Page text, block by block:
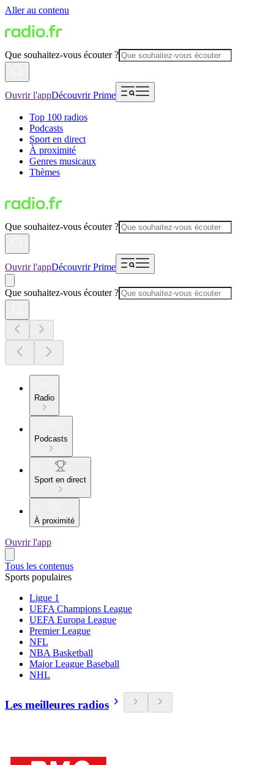
Aller au contenu
Que souhaitez-vous écouter ?
Ouvrir l'appDécouvrir Prime
Top 100 radios
Podcasts
Sport en direct
À proximité
Genres musicaux
Thèmes
Que souhaitez-vous écouter ?
Ouvrir l'appDécouvrir Prime
Que souhaitez-vous écouter ?
Radio
Podcasts
Sport en direct
À proximité
Ouvrir l'app
Tous les contenus
Sports populaires
Ligue 1
UEFA Champions League
UEFA Europa League
Premier League
NFL
NBA Basketball
Major League Baseball
NHL
Les meilleures radios